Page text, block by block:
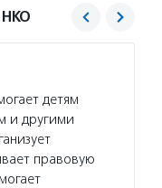
НКО
детям
и другими
правовую